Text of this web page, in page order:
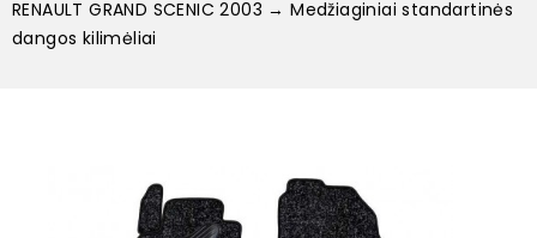
RENAULT GRAND SCENIC 2003 → Medžiaginiai standartinės
dangos kilimėliai